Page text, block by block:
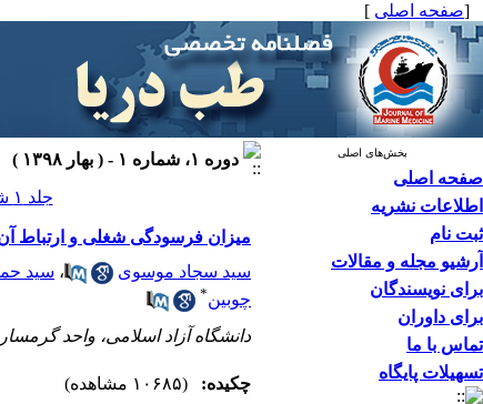
[صفحه اصلی ]
بخش‌های اصلی
صفحه اصلی
اطلاعات نشریه
ثبت نام
آرشیو مجله و مقالات
برای نویسندگان
برای داوران
تماس با ما
تسهیلات پایگاه
دوره ۱، شماره ۱ - ( بهار ۱۳۹۸ )
جلد ۱ شماره ۱ صفحات ۳۸-۳۲
میزان فرسودگی شغلی و ارتباط آن
سید سجاد موسوی
، سید
چوبین*
دانشگاه آزاد اسلامی، واحد
چکیده: (۱۰۶۸۵ مشاهده)